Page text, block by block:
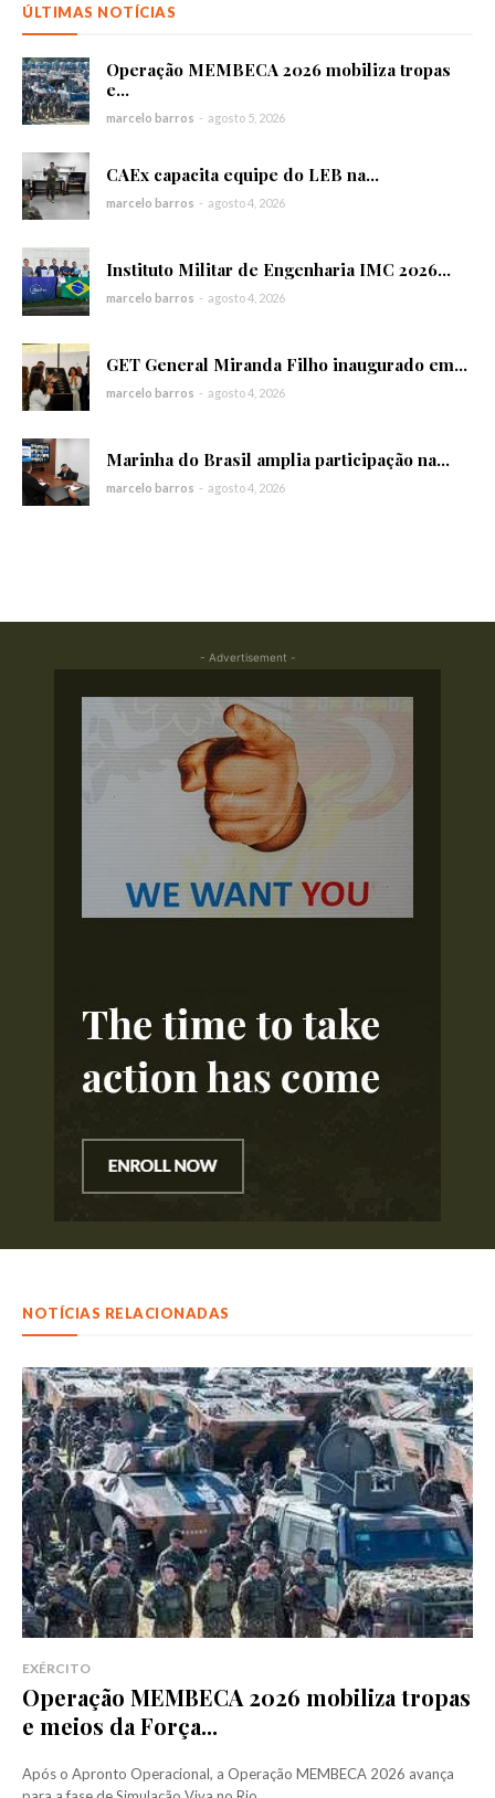
ÚLTIMAS NOTÍCIAS
Operação MEMBECA 2026 mobiliza tropas
e...
marcelo barros - agosto 5, 2026
CAEx capacita equipe do LEB na...
marcelo barros - agosto 4, 2026
Instituto Militar de Engenharia IMC 2026...
marcelo barros - agosto 4, 2026
GET General Miranda Filho inaugurado em...
marcelo barros - agosto 4, 2026
Marinha do Brasil amplia participação na...
marcelo barros - agosto 4, 2026
- Advertisement -
NOTÍCIAS RELACIONADAS
EXÉRCITO
Operação MEMBECA 2026 mobiliza tropas
e meios da Força...
Após o Apronto Operacional, a Operação MEMBECA 2026 avança